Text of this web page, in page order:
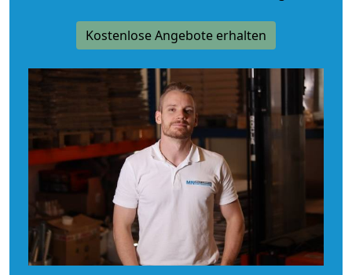
Kostenlose Angebote erhalten